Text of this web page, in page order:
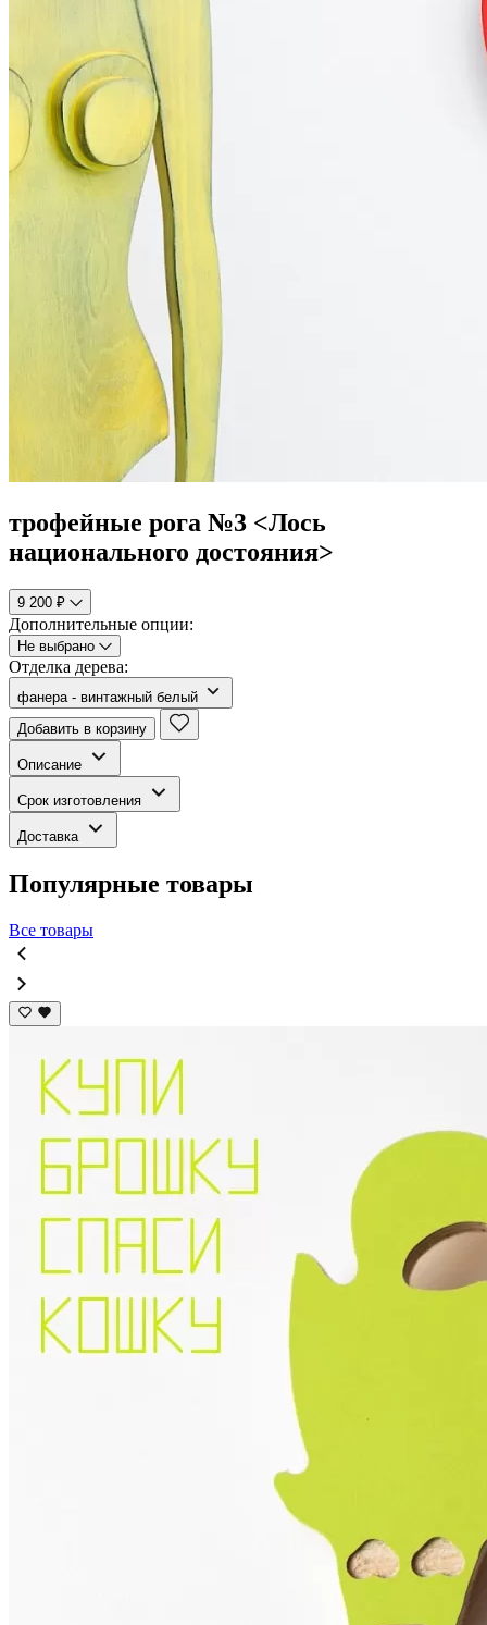
трофейные рога №3 <Лось
национального достояния>
9 200 ₽
Дополнительные опции:
Не выбрано
Отделка дерева:
фанера - винтажный белый
Добавить в корзину
Описание
Срок изготовления
Доставка
Популярные товары
Все товары